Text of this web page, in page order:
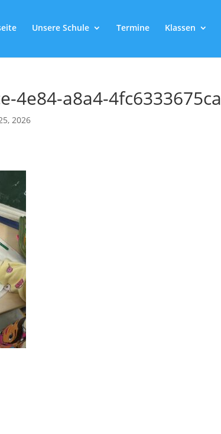
Unsere Schule Termine Klassen
4e84-a8a4-4fc6333675ca
2026